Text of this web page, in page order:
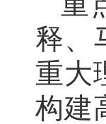
释、
重大
构建